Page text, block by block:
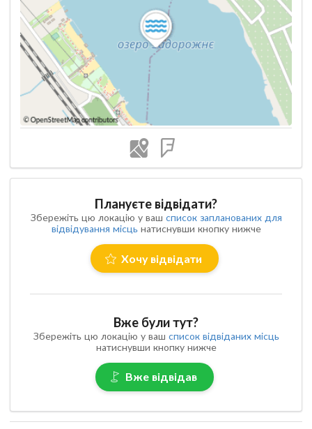
Плануєте відвідати?
Збережіть цю локацію у ваш список запланованих для
відвідування місць натиснувши кнопку нижче
Хочу відвідати
Вже були тут?
Збережіть цю локацію у ваш список відвіданих місць
натиснувши кнопку нижче
Вже відвідав